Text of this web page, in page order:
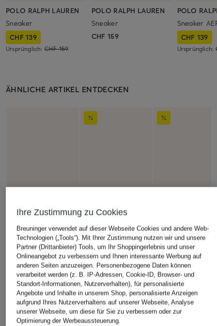
POLO RALPH LAUREN
Sneaker
CHF 139
Ursprünglich: CHF 159
POLO RALPH LAUREN
Sneaker
CHF 159
POLO
Sneaker
CHF 139
Ursprünglich:
ÄHNLICHE ARTIKEL ENTDECKEN
Ihre Zustimmung zu Cookies
Breuninger verwendet auf dieser Webseite Cookies und andere Web-
Technologien („Tools“). Mit Ihrer Zustimmung nutzen wir und unsere
Partner (Drittanbieter) Tools, um Ihr Shoppingerlebnis und unser
Onlineangebot zu verbessern und Ihnen interessante Werbung auf
anderen Seiten anzuzeigen. Personenbezogene Daten können
verarbeitet werden (z. B. IP-Adressen, Cookie-ID, Browser- und
Standort-Informationen, Nutzerverhalten), für personalisierte
Angebote und Inhalte in unserem Shop, personalisierte Anzeigen
aufgrund Ihres Nutzerverhaltens auf unserer Webseite, Analyse
unserer Webseite, um diese für Sie zu verbessern oder zur
Optimierung der Werbeaussteuerung.